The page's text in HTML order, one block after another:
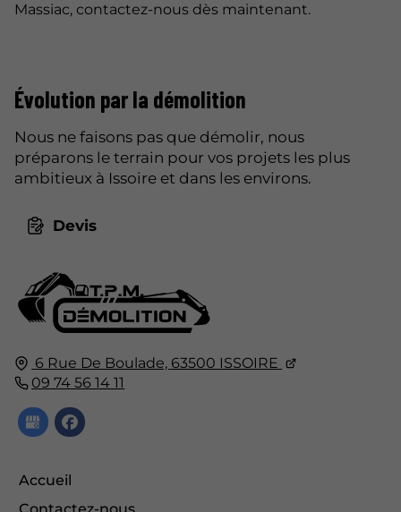
Massiac, contactez-nous dès maintenant.
6 Rue De Boulade, 63500 ISSOIRE
09 74 56 14 11
Accueil
Évolution par la démolition
Nous ne faisons pas que démolir, nous
préparons le terrain pour vos projets les plus
ambitieux à Issoire et dans les environs.
Devis